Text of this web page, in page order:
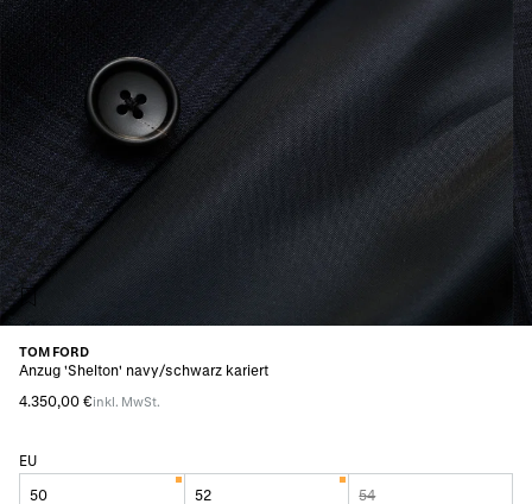
TOM FORD
Anzug 'Shelton' navy/schwarz kariert
4.350,00 €inkl. MwSt.
EU
50 52 54